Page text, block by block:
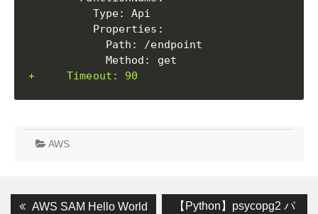
          Type: Api
          Properties:
            Path: /endpoint
+     Timeout: 90
AWS
投
Previous
AWS SAM Hello World
Next
【Python】psycopg2 パ